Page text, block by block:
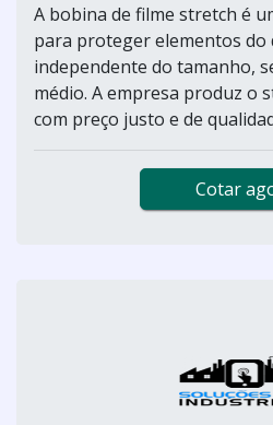
A bobina de filme stretch é
para proteger elementos do
independente do tamanho,
médio. A empresa produz o
com preço justo e de
Cotar